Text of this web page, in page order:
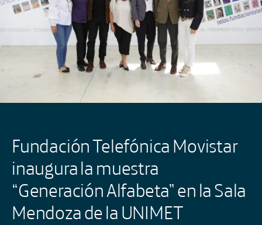
Fundación Telefónica Movistar
inaugura la muestra
“Generación Alfabeta” en la Sala
Mendoza de la UNIMET